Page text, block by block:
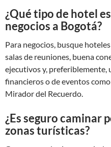
¿Qué tipo de hotel
negocios a Bogotá?
Para negocios, busque
salas de reuniones, buena
ejecutivos y, preferiblemente,
financieros o de eventos
Mirador del Recuerdo.
¿Es seguro caminar
zonas turísticas?